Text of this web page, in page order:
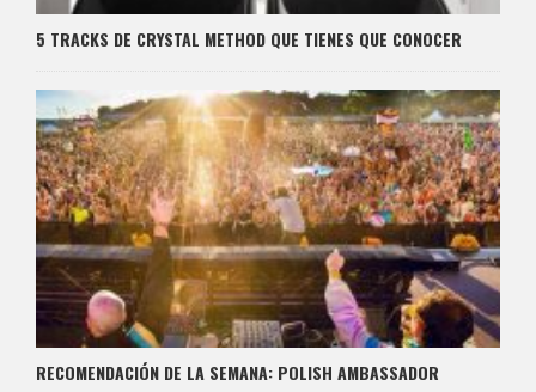
5 TRACKS DE CRYSTAL METHOD QUE TIENES QUE CONOCER
RECOMENDACIÓN DE LA SEMANA: POLISH AMBASSADOR